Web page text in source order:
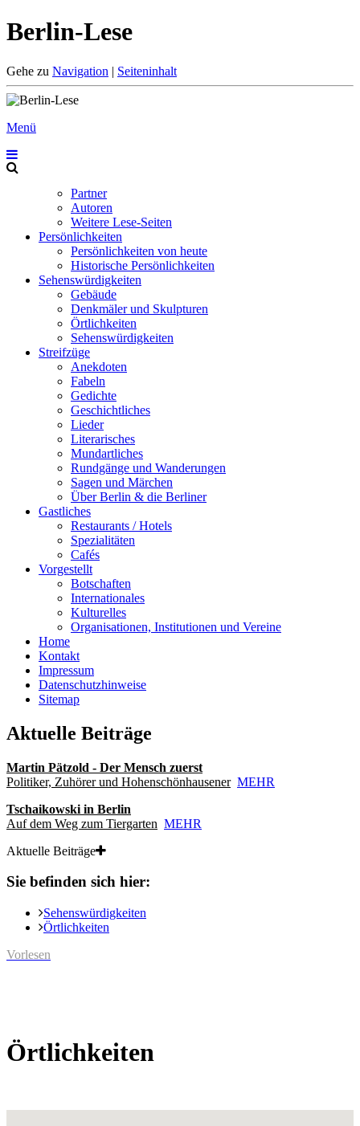
Berlin-Lese
Gehe zu Navigation | Seiteninhalt
Menü
Partner
Autoren
Weitere Lese-Seiten
Persönlichkeiten
Persönlichkeiten von heute
Historische Persönlichkeiten
Sehenswürdigkeiten
Gebäude
Denkmäler und Skulpturen
Örtlichkeiten
Sehenswürdigkeiten
Streifzüge
Anekdoten
Fabeln
Gedichte
Geschichtliches
Lieder
Literarisches
Mundartliches
Rundgänge und Wanderungen
Sagen und Märchen
Über Berlin & die Berliner
Gastliches
Restaurants / Hotels
Spezialitäten
Cafés
Vorgestellt
Botschaften
Internationales
Kulturelles
Organisationen, Institutionen und Vereine
Home
Kontakt
Impressum
Datenschutzhinweise
Sitemap
Aktuelle Beiträge
Martin Pätzold - Der Mensch zuerst
Politiker, Zuhörer und Hohenschönhausener MEHR
Tschaikowski in Berlin
Auf dem Weg zum Tiergarten MEHR
Aktuelle Beiträge
Sie befinden sich hier:
Sehenswürdigkeiten
Örtlichkeiten
Vorlesen
Örtlichkeiten